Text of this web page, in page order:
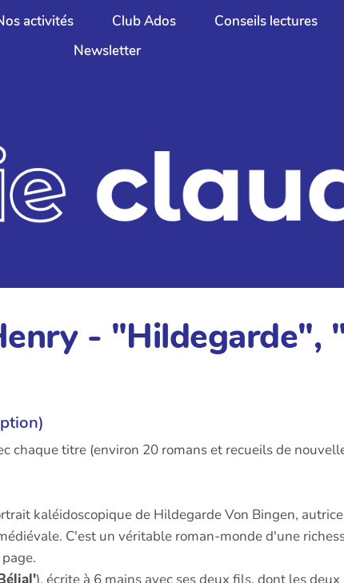
activités Club Ados Conseils lectures
Newsletter
- "Hildegarde",
chaque titre (environ 20 romans et recueils de
kaléidoscopique de Hildegarde Von Bingen,
C'est un véritable roman-monde d'une
), écrite à 6 mains avec ses deux fils, dont les